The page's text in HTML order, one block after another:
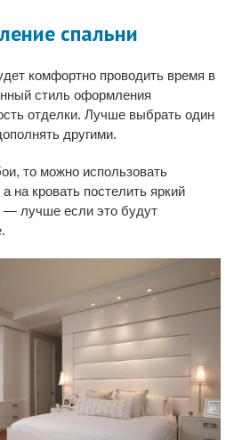
спальни
комфортно проводить время в
стиль оформления
отделки. Лучше выбрать один
другими.
то можно использовать
на кровать постелить яркий
— лучше если это будут